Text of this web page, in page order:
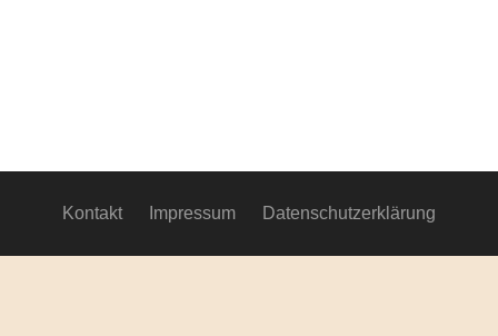
Kontakt Impressum Datenschutzerklärung